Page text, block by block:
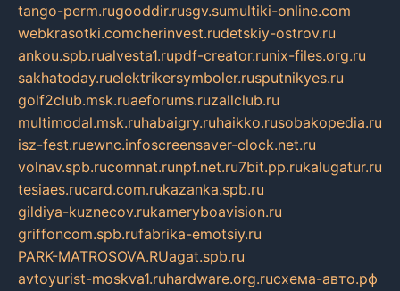
tango-perm.rugooddir.rusgv.sumultiki-online.com
webkrasotki.comcherinvest.rudetskiy-ostrov.ru
ankou.spb.rualvesta1.rupdf-creator.runix-files.org.ru
sakhatoday.ruelektrikersymboler.rusputnikyes.ru
golf2club.msk.ruaeforums.ruzallclub.ru
multimodal.msk.ruhabaigry.ruhaikko.rusobakopedia.ru
isz-fest.ruewnc.infoscreensaver-clock.net.ru
volnav.spb.rucomnat.runpf.net.ru7bit.pp.rukalugatur.ru
tesiaes.rucard.com.rukazanka.spb.ru
gildiya-kuznecov.rukameryboavision.ru
griffoncom.spb.rufabrika-emotsiy.ru
PARK-MATROSOVA.RUagat.spb.ru
avtoyurist-moskva1.ruhardware.org.ruсхема-авто.рф